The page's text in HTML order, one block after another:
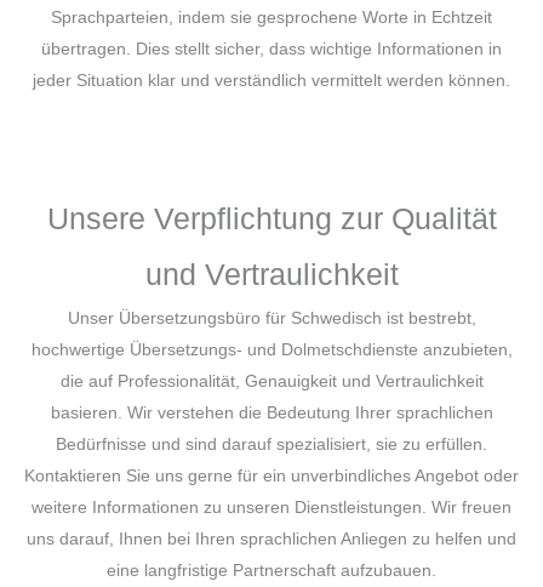
Sprachparteien, indem sie gesprochene Worte in Echtzeit
übertragen. Dies stellt sicher, dass wichtige Informationen in
jeder Situation klar und verständlich vermittelt werden können.
Unsere Verpflichtung zur Qualität
und Vertraulichkeit
Unser Übersetzungsbüro für Schwedisch ist bestrebt,
hochwertige Übersetzungs- und Dolmetschdienste anzubieten,
die auf Professionalität, Genauigkeit und Vertraulichkeit
basieren. Wir verstehen die Bedeutung Ihrer sprachlichen
Bedürfnisse und sind darauf spezialisiert, sie zu erfüllen.
Kontaktieren Sie uns gerne für ein unverbindliches Angebot oder
weitere Informationen zu unseren Dienstleistungen. Wir freuen
uns darauf, Ihnen bei Ihren sprachlichen Anliegen zu helfen und
eine langfristige Partnerschaft aufzubauen.